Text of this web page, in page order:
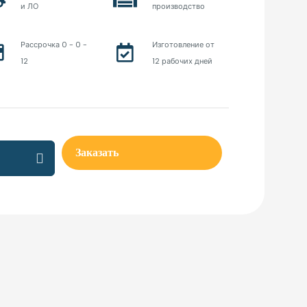
и ЛО
производство
Рассрочка 0 - 0 -
12
Изготовление от
12 рабочих дней
Заказать